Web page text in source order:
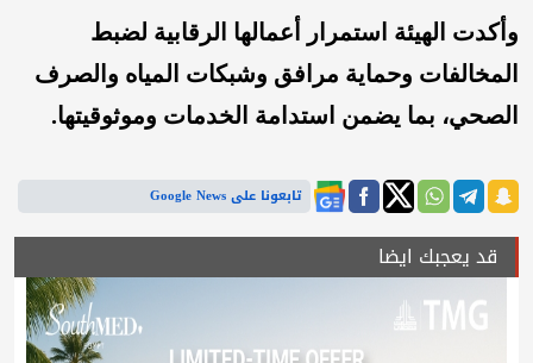
وأكدت الهيئة استمرار أعمالها الرقابية لضبط
المخالفات وحماية مرافق وشبكات المياه والصرف
الصحي، بما يضمن استدامة الخدمات وموثوقيتها.
تابعونا على Google News
قد يعجبك ايضا